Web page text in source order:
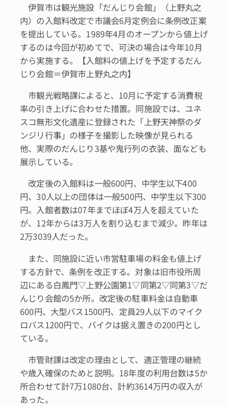
伊賀市は観光施設「だんじり会館」（上野丸之
内）の入館料改定で市議会6月定例会に条例改正案
を提出している。1989年4月のオープンから値上げ
するのは今回が初めてで、可決の場合は今年10月
から実施する。【入館料の値上げを予定するだん
じり会館＝伊賀市上野丸之内】
市観光戦略課によると、10月に予定する消費税
率の引き上げに合わせた措置。同施設では、ユネ
スコ無形文化遺産に登録された「上野天神祭のダ
ンジリ行事」の様子を撮影した映像が見られる
他、実際のだんじり3基や鬼行列の衣装、面なども
展示している。
改定後の入館料は一般600円、中学生以下400
円、30人以上の団体は一般500円、中学生以下300
円。入館者数は07年までほぼ4万人を超えていた
が、12年からは3万人を割り込むまで減少。昨年は
2万3039人だった。
また、同施設に近い市営駐車場の料金も値上げ
する方針で、条例を改正する。対象は旧市役所周
辺にある白鳳門▽上野公園第1▽同第2▽同第3▽だ
んじり会館の5か所。改定後の駐車料金は自動車
600円、大型バス1500円、定員29人以下のマイク
ロバス1200円で、バイクは据え置きの200円とし
ている。
市管財課は改定の理由として、適正管理の継続
や歳入確保のためと説明。18年度の利用台数は5か
所合わせて計7万1080台、計約3614万円の収入が
あった。